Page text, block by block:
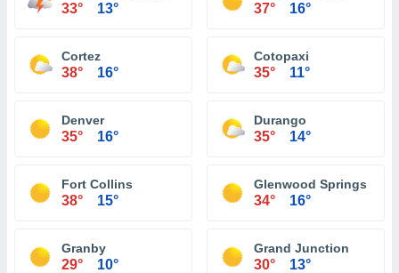
33° 13° 37° 16°
Cortez
38° 16°
Cotopaxi
35° 11°
Denver
35° 16°
Durango
35° 14°
Fort Collins
38° 15°
Glenwood Springs
34° 16°
Granby
29° 10°
Grand Junction
30° 13°